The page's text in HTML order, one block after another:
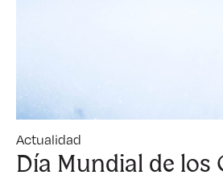
Actualidad
Día Mundial de los